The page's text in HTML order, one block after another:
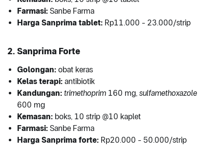
Farmasi: Sanbe Farma
Harga Sanprima tablet: Rp11.000 - 23.000/strip
2. Sanprima Forte
Golongan: obat keras
Kelas terapi: antibiotik
Kandungan: trimethoprim 160 mg, sulfamethoxazole
600 mg
Kemasan: boks, 10 strip @10 kaplet
Farmasi: Sanbe Farma
Harga Sanprima forte: Rp20.000 - 50.000/strip